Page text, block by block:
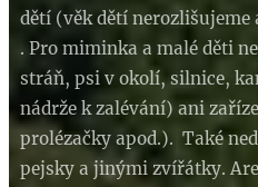
dětí (věk dětí
. Pro miminka a malé děti
stráň, psi v okolí, silnice,
nádrže k zalévání) ani
prolézačky apod.). Také
pejsky a jinými zvířátky.